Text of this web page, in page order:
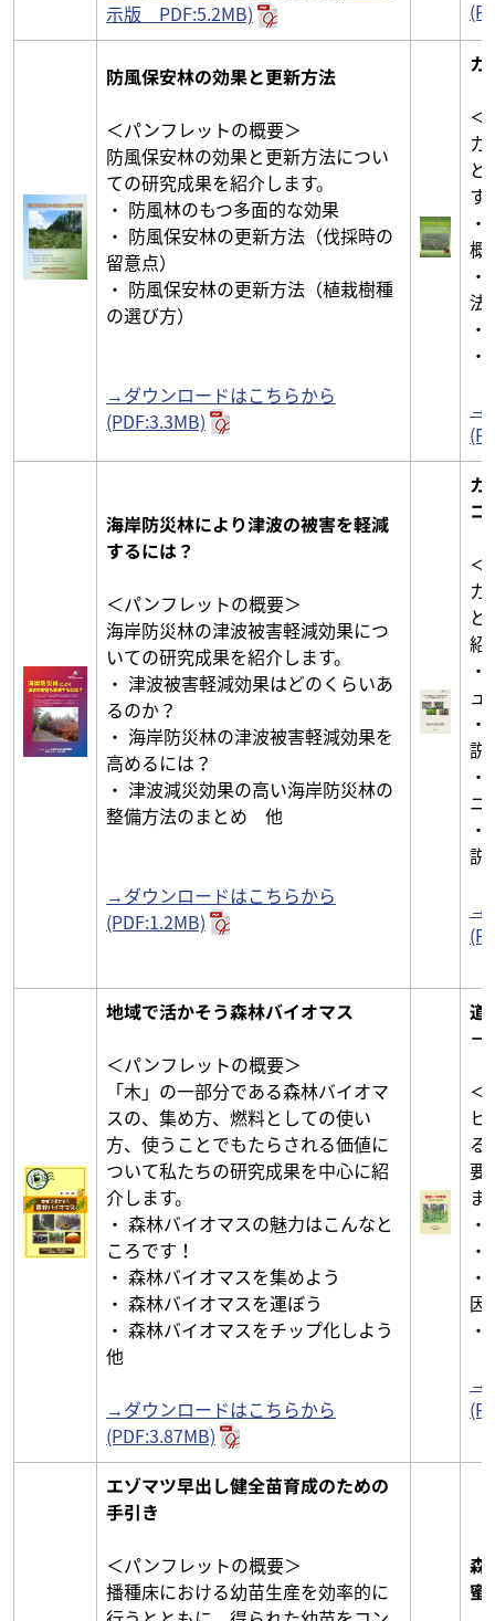
示版 PDF:5.2MB)
防風保安林の効果と更新方法
＜パンフレットの概要＞
防風保安林の効果と更新方法につい
ての研究成果を紹介します。
・ 防風林のもつ多面的な効果
・ 防風保安林の更新方法（伐採時の
留意点）
・ 防風保安林の更新方法（植栽樹種
の選び方）
→ダウンロードはこちらから
(PDF:3.3MB)
カ
＜
カ
す
概
法
→
海岸防災林により津波の被害を軽減
するには？
＜パンフレットの概要＞
海岸防災林の津波被害軽減効果につ
いての研究成果を紹介します。
・ 津波被害軽減効果はどのくらいあ
るのか？
・ 海岸防災林の津波被害軽減効果を
高めるには？
・ 津波減災効果の高い海岸防災林の
整備方法のまとめ 他
→ダウンロードはこちらから
(PDF:1.2MB)
カ
コ
＜
カ
と
紹
ュ
説
ニ
→
地域で活かそう森林バイオマス
＜パンフレットの概要＞
「木」の一部分である森林バイオマ
スの、集め方、燃料としての使い
方、使うことでもたらされる価値に
ついて私たちの研究成果を中心に紹
介します。
・ 森林バイオマスの魅力はこんなと
ころです！
・ 森林バイオマスを集めよう
・ 森林バイオマスを運ぼう
・ 森林バイオマスをチップ化しよう
他
→ダウンロードはこちらから
(PDF:3.87MB)
道
－
＜
る
要
ま
因
→
エゾマツ早出し健全苗育成のための
手引き
＜パンフレットの概要＞
播種床における幼苗生産を効率的に
森
蜜